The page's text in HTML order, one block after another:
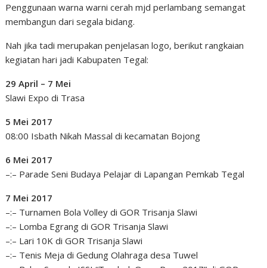
Penggunaan warna warni cerah mjd perlambang semangat
membangun dari segala bidang.
Nah jika tadi merupakan penjelasan logo, berikut rangkaian
kegiatan hari jadi Kabupaten Tegal:
29 April – 7 Mei
Slawi Expo di Trasa
5 Mei 2017
08:00 Isbath Nikah Massal di kecamatan Bojong
6 Mei 2017
–:– Parade Seni Budaya Pelajar di Lapangan Pemkab Tegal
7 Mei 2017
–:– Turnamen Bola Volley di GOR Trisanja Slawi
–:– Lomba Egrang di GOR Trisanja Slawi
–:– Lari 10K di GOR Trisanja Slawi
–:– Tenis Meja di Gedung Olahraga desa Tuwel